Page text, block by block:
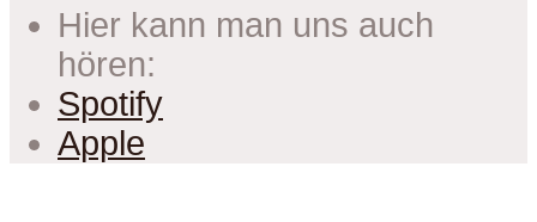
Hier kann man uns auch
hören:
Spotify
Apple